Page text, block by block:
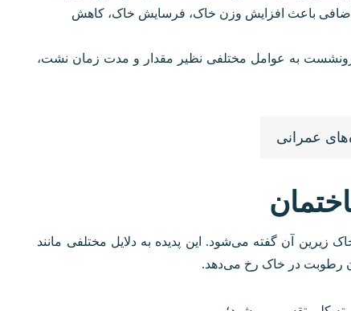
باعث افزایش وزن خاک، فرسایش خاک، کاهش
به عوامل مختلفی نظیر مقدار و مدت زمان نشت،
عمرانی
آن گفته می‌شود. این پدیده به دلایل مختلفی مانند
رطوبت در خاک رخ می‌دهد.